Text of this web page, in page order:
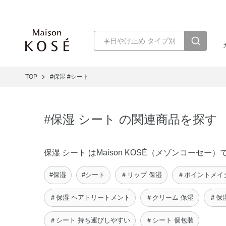
TOP #保湿 #シート
#保湿 シート の関連商品を探す
保湿 シート はMaison KOSÉ（メゾンコーセー）
#保湿 #シート ＃リップ 保湿 ＃ポイントメイ
＃保湿 ヘアトリートメント ＃クリーム 保湿 ＃保
＃シート 持ち運びしやすい ＃シート 個包装